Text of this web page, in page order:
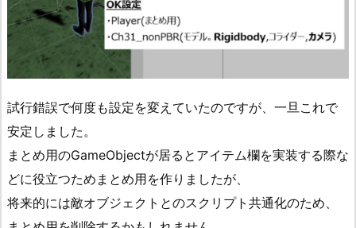
試行錯誤で何度も設定を変えていたのですが、一旦これで
安定しました。
まとめ用のGameObjectが居るとアイテム欄を実装する際な
どに役立つためまとめ用を作りましたが、
将来的には敵オブジェクトとのスクリプト共通化のため、